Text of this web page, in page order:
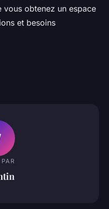
vous obtenez un espace
et besoins